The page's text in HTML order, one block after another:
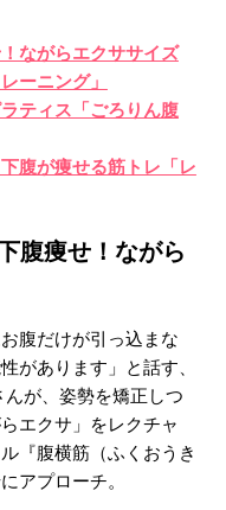
ながらエクササイズ
ーニング」
ティス「ごろりん腹
腹が痩せる筋トレ「レ
腹痩せ！ながら
腹だけが引っ込まな
があります」と話す、
が、姿勢を矯正しつ
エクサ」をレクチャ
『腹横筋（ふくおうき
アプローチ。